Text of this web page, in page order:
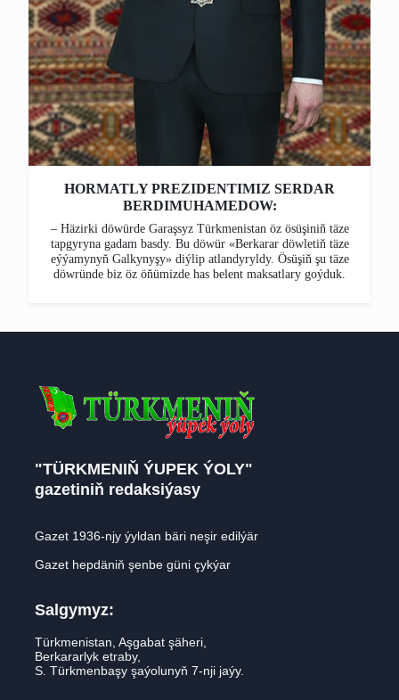
HORMATLY PREZIDENTIMIZ SERDAR
BERDIMUHAMEDOW:
– Häzirki döwürde Garaşsyz Türkmenistan öz ösüşiniň täze
tapgyryna gadam basdy. Bu döwür «Berkarar döwletiň täze
eýýamynyň Galkynyşy» diýlip atlandyryldy. Ösüşiň şu täze
döwründe biz öz öňümizde has belent maksatlary goýduk.
"TÜRKMENIŇ ÝUPEK ÝOLY"
gazetiniň redaksiýasy
Gazet 1936-njy ýyldan bäri neşir edilýär
Gazet hepdäniň şenbe güni çykýar
Salgymyz:
Türkmenistan, Aşgabat şäheri,
Berkararlyk etraby,
S. Türkmenbaşy şaýolunyň 7-nji jaýy.